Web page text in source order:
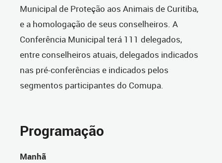
Municipal de Proteção aos Animais de Curitiba,
e a homologação de seus conselheiros. A
Conferência Municipal terá 111 delegados,
entre conselheiros atuais, delegados indicados
nas pré-conferências e indicados pelos
segmentos participantes do Comupa.
Programação
Manhã